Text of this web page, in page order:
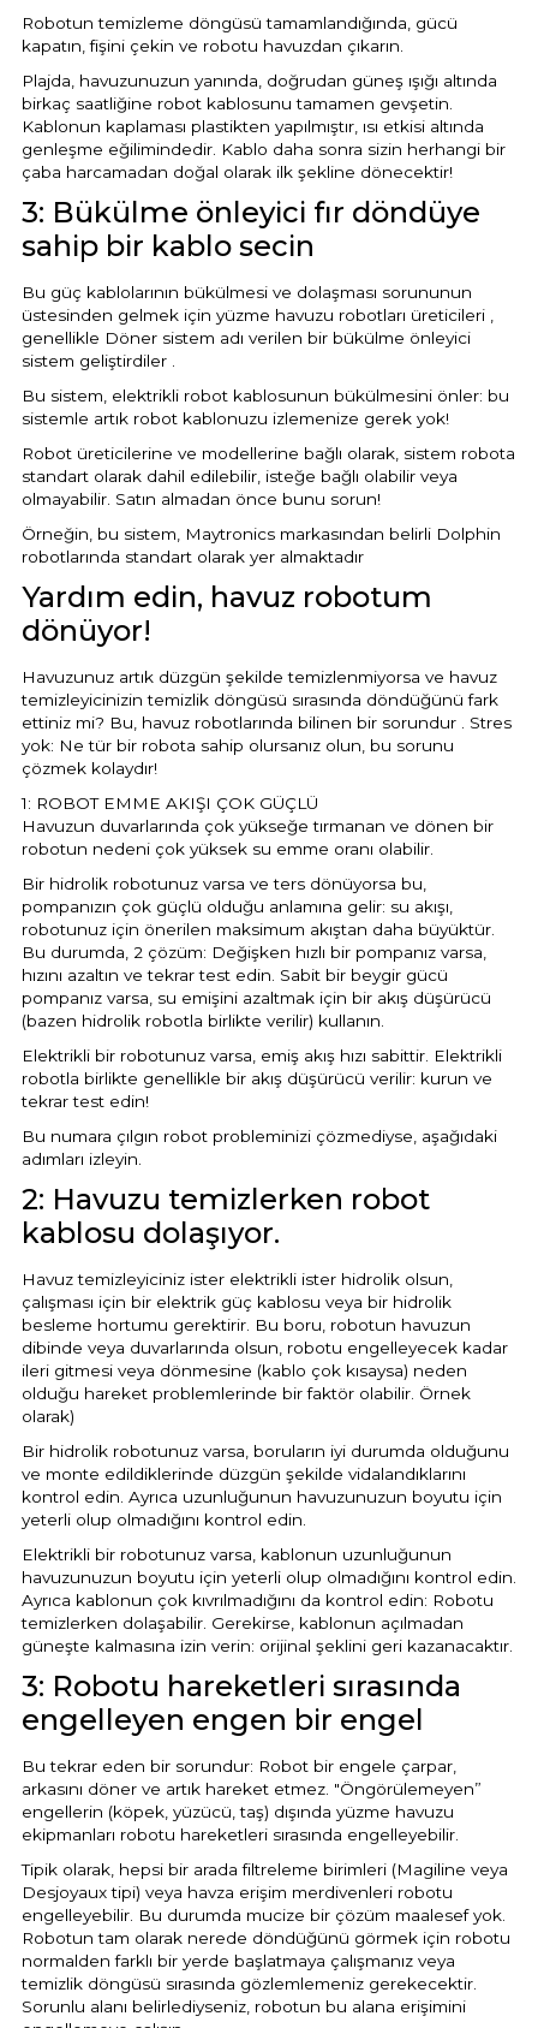
Robotun temizleme döngüsü tamamlandığında, gücü
kapatın, fişini çekin ve robotu havuzdan çıkarın.
Plajda, havuzunuzun yanında, doğrudan güneş ışığı altında
birkaç saatliğine robot kablosunu tamamen gevşetin.
Kablonun kaplaması plastikten yapılmıştır, ısı etkisi altında
genleşme eğilimindedir. Kablo daha sonra sizin herhangi bir
çaba harcamadan doğal olarak ilk şekline dönecektir!
3: Bükülme önleyici fır döndüye
sahip bir kablo secin
Bu güç kablolarının bükülmesi ve dolaşması sorununun
üstesinden gelmek için yüzme havuzu robotları üreticileri ,
genellikle Döner sistem adı verilen bir bükülme önleyici
sistem geliştirdiler .
Bu sistem, elektrikli robot kablosunun bükülmesini önler: bu
sistemle artık robot kablonuzu izlemenize gerek yok!
Robot üreticilerine ve modellerine bağlı olarak, sistem robota
standart olarak dahil edilebilir, isteğe bağlı olabilir veya
olmayabilir. Satın almadan önce bunu sorun!
Örneğin, bu sistem, Maytronics markasından belirli Dolphin
robotlarında standart olarak yer almaktadır
Yardım edin, havuz robotum
dönüyor!
Havuzunuz artık düzgün şekilde temizlenmiyorsa ve havuz
temizleyicinizin temizlik döngüsü sırasında döndüğünü fark
ettiniz mi? Bu, havuz robotlarında bilinen bir sorundur . Stres
yok: Ne tür bir robota sahip olursanız olun, bu sorunu
çözmek kolaydır!
1: ROBOT EMME AKIŞI ÇOK GÜÇLÜ
Havuzun duvarlarında çok yükseğe tırmanan ve dönen bir
robotun nedeni çok yüksek su emme oranı olabilir.
Bir hidrolik robotunuz varsa ve ters dönüyorsa bu,
pompanızın çok güçlü olduğu anlamına gelir: su akışı,
robotunuz için önerilen maksimum akıştan daha büyüktür.
Bu durumda, 2 çözüm: Değişken hızlı bir pompanız varsa,
hızını azaltın ve tekrar test edin. Sabit bir beygir gücü
pompanız varsa, su emişini azaltmak için bir akış düşürücü
(bazen hidrolik robotla birlikte verilir) kullanın.
Elektrikli bir robotunuz varsa, emiş akış hızı sabittir. Elektrikli
robotla birlikte genellikle bir akış düşürücü verilir: kurun ve
tekrar test edin!
Bu numara çılgın robot probleminizi çözmediyse, aşağıdaki
adımları izleyin.
2: Havuzu temizlerken robot
kablosu dolaşıyor.
Havuz temizleyiciniz ister elektrikli ister hidrolik olsun,
çalışması için bir elektrik güç kablosu veya bir hidrolik
besleme hortumu gerektirir. Bu boru, robotun havuzun
dibinde veya duvarlarında olsun, robotu engelleyecek kadar
ileri gitmesi veya dönmesine (kablo çok kısaysa) neden
olduğu hareket problemlerinde bir faktör olabilir. Örnek
olarak)
Bir hidrolik robotunuz varsa, boruların iyi durumda olduğunu
ve monte edildiklerinde düzgün şekilde vidalandıklarını
kontrol edin. Ayrıca uzunluğunun havuzunuzun boyutu için
yeterli olup olmadığını kontrol edin.
Elektrikli bir robotunuz varsa, kablonun uzunluğunun
havuzunuzun boyutu için yeterli olup olmadığını kontrol edin.
Ayrıca kablonun çok kıvrılmadığını da kontrol edin: Robotu
temizlerken dolaşabilir. Gerekirse, kablonun açılmadan
güneşte kalmasına izin verin: orijinal şeklini geri kazanacaktır.
3: Robotu hareketleri sırasında
engelleyen engen bir engel
Bu tekrar eden bir sorundur: Robot bir engele çarpar,
arkasını döner ve artık hareket etmez. "Öngörülemeyen”
engellerin (köpek, yüzücü, taş) dışında yüzme havuzu
ekipmanları robotu hareketleri sırasında engelleyebilir.
Tipik olarak, hepsi bir arada filtreleme birimleri (Magiline veya
Desjoyaux tipi) veya havza erişim merdivenleri robotu
engelleyebilir. Bu durumda mucize bir çözüm maalesef yok.
Robotun tam olarak nerede döndüğünü görmek için robotu
normalden farklı bir yerde başlatmaya çalışmanız veya
temizlik döngüsü sırasında gözlemlemeniz gerekecektir.
Sorunlu alanı belirlediyseniz, robotun bu alana erişimini